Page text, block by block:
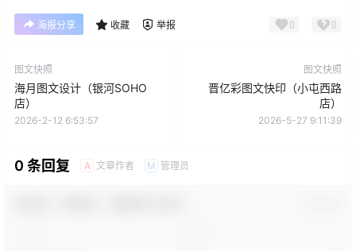
海报分享 收藏 举报 0 0
图文快照
海月图文设计（银河SOHO
店）
2026-2-12 6:53:57
图文快照
晋亿彩图文快印（小屯西路
店）
2026-5-27 9:11:39
0 条回复 A 文章作者 M 管理员